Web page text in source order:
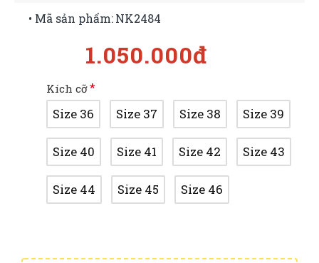
1.050.000đ
• Mã sản phẩm:NK2484
Kích cỡ
Size 36 Size 37 Size 38 Size 39
Size 40 Size 41 Size 42 Size 43
Size 44 Size 45 Size 46